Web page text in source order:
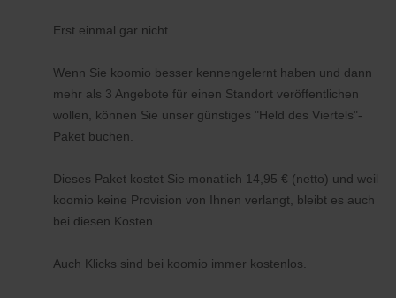
Erst einmal gar nicht.
Wenn Sie koomio besser kennengelernt haben und dann
mehr als 3 Angebote für einen Standort veröffentlichen
wollen, können Sie unser günstiges "Held des Viertels"-
Paket buchen.
Dieses Paket kostet Sie monatlich 14,95 € (netto) und weil
koomio keine Provision von Ihnen verlangt, bleibt es auch
bei diesen Kosten.
Auch Klicks sind bei koomio immer kostenlos.